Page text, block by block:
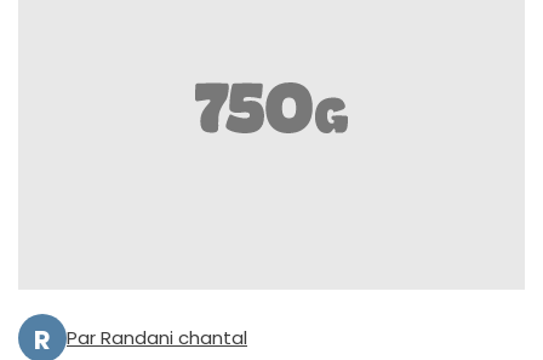
R Par Randani chantal